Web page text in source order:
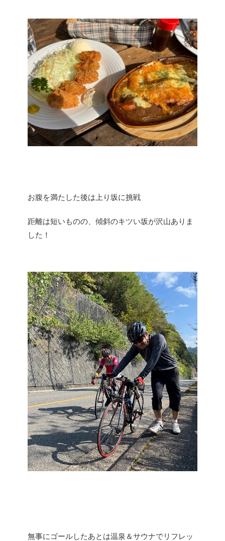
お腹を満たした後は上り坂に挑戦
距離は短いものの、傾斜のキツい坂が沢山ありま
した！
無事にゴールしたあとは温泉＆サウナでリフレッ